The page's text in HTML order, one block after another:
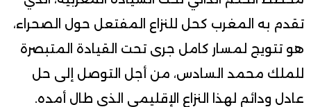
تقدم به المغرب كحل للنزاع المفتعل حول الصحراء،
هو تتويج لمسار كامل جرى تحت القيادة المتبصرة
للملك محمد السادس، من أجل التوصل إلى حل
عادل ودائم لهذا النزاع الإقليمي الذي طال أمده.